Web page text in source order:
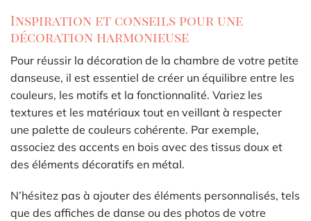
Inspiration et conseils pour une
décoration harmonieuse
Pour réussir la décoration de la chambre de votre petite
danseuse, il est essentiel de créer un équilibre entre les
couleurs, les motifs et la fonctionnalité. Variez les
textures et les matériaux tout en veillant à respecter
une palette de couleurs cohérente. Par exemple,
associez des accents en bois avec des tissus doux et
des éléments décoratifs en métal.
N’hésitez pas à ajouter des éléments personnalisés, tels
que des affiches de danse ou des photos de votre